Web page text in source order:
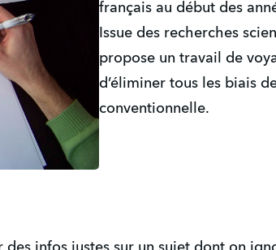
français au début des
Issue des recherches
propose un travail de
d’éliminer tous les biais
conventionnelle.